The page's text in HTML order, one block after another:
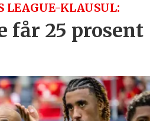
LEAGUE-KLAUSUL:
får 25 prosent